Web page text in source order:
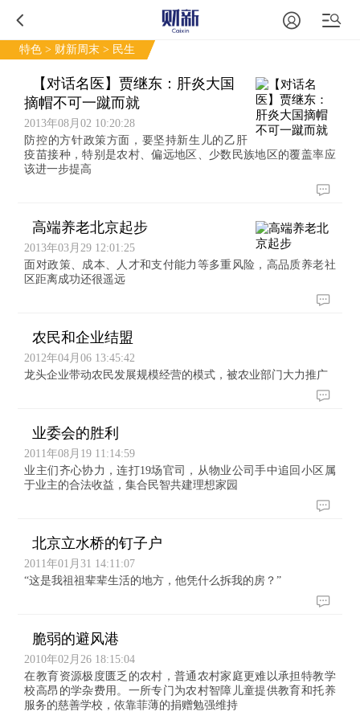
特色 > 财新周末 > 民生
【对话名医】贾继东：肝炎大国
摘帽不可一蹴而就
2013年08月02 10:20:28
防控的方针政策方面，要坚持新生儿的乙肝
疫苗接种，特别是农村、偏远地区、少数民族地区的覆盖率应
该进一步提高
高端养老北京起步
2013年03月29 12:01:25
面对政策、成本、人才和支付能力等多重风险，高品质养老社
区距离成功还很遥远
农民和企业结盟
2012年04月06 13:45:42
龙头企业带动农民发展规模经营的模式，被农业部门大力推广
业委会的胜利
2011年08月19 11:14:59
业主们齐心协力，连打19场官司，从物业公司手中追回小区属
于业主的合法收益，集合民智共建理想家园
北京立水桥的钉子户
2011年01月31 14:11:07
“这是我祖祖辈辈生活的地方，他凭什么拆我的房？”
脆弱的避风港
2010年02月26 18:15:04
在教育资源极度匮乏的农村，普通农村家庭更难以承担特教学
校高昂的学杂费用。一所专门为农村智障儿童提供教育和托养
服务的慈善学校，依靠菲薄的捐赠勉强维持